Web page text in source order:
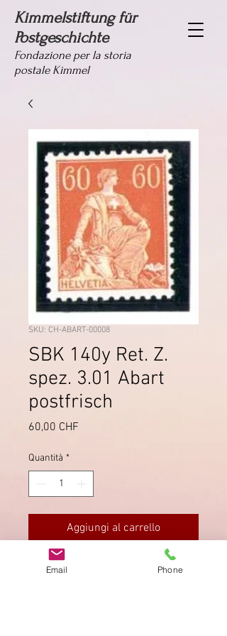
Kimmelstiftung für
Postgeschichte
Fondazione per la storia
postale Kimmel
SKU: CH-ABART-00008
SBK 140y Ret. Z.
spez. 3.01 Abart
postfrisch
60,00 CHF
Quantità *
Aggiungi al carrello
Fehler in der oberen Randlinie.
Email Phone